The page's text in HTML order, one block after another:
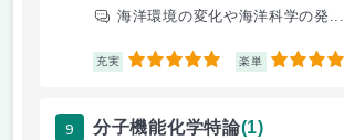
海洋環境の変化や海洋科学の発...
充実 5 楽単 5
9 分子機能化学特論(1)